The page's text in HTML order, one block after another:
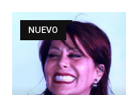
NUEVO